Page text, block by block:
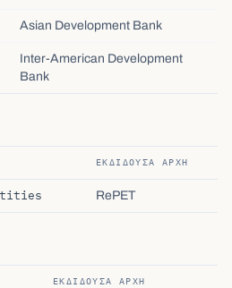
Asian Development Bank
Inter-American Development
Bank
ΕΚΔΊΔΟΥΣΑ ΑΡΧΉ
RePET
ΕΚΔΊΔΟΥΣΑ ΑΡΧΉ